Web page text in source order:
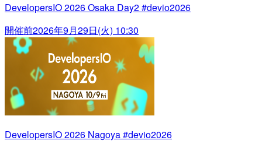
DevelopersIO 2026 Osaka Day2 #devio2026
開催前2026年9月29日(火) 10:30
DevelopersIO 2026 Nagoya #devio2026